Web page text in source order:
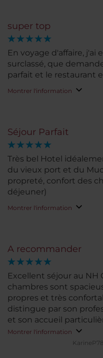
super top
En voyage d'affaire, j'ai
surclassé, que
parfait et le restaurant
Montrer l'information
Séjour Parfait
Très bel Hotel
du vieux port et du Mucem. Prestations ++
propreté, confort des
déjeuner)
Montrer l'information
A recommander
Excellent séjour au NH
chambres sont
propres et très
distingue par son
et son accueil
L’établissement
permettant de
points d’intérêt. Le
Montrer l'information